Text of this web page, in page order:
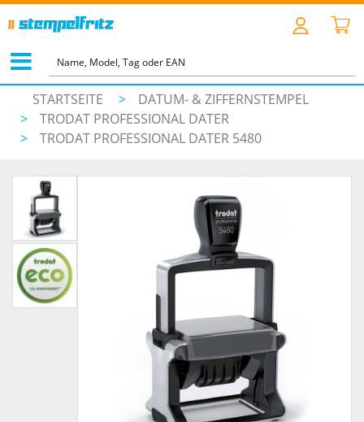
STARTSEITE >
DATUM- & ZIFFERNSTEMPEL
>
TRODAT PROFESSIONAL DATER
>
TRODAT PROFESSIONAL DATER 5480